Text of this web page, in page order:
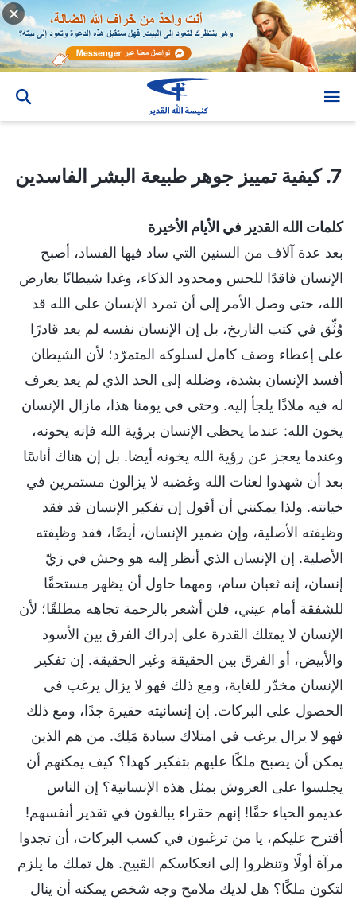
7. كيفية تمييز جوهر طبيعة البشر الفاسدين
كلمات الله القدير في الأيام الأخيرة
بعد عدة آلاف من السنين التي ساد فيها الفساد، أصبح
الإنسان فاقدًا للحس ومحدود الذكاء، وغدا شيطانًا يعارض
الله، حتى وصل الأمر إلى أن تمرد الإنسان على الله قد
وُثِّق في كتب التاريخ، بل إن الإنسان نفسه لم يعد قادرًا
على إعطاء وصف كامل لسلوكه المتمرّد؛ لأن الشيطان
أفسد الإنسان بشدة، وضلله إلى الحد الذي لم يعد يعرف
له فيه ملاذًا يلجأ إليه. وحتى في يومنا هذا، مازال الإنسان
يخون الله: عندما يحظى الإنسان برؤية الله فإنه يخونه،
وعندما يعجز عن رؤية الله يخونه أيضا. بل إن هناك أناسًا
بعد أن شهدوا لعنات الله وغضبه لا يزالون مستمرين في
خيانته. ولذا يمكنني أن أقول إن تفكير الإنسان قد فقد
وظيفته الأصلية، وإن ضمير الإنسان، أيضًا، فقد وظيفته
الأصلية. إن الإنسان الذي أنظر إليه هو وحش في زيّ
إنسان، إنه ثعبان سام، ومهما حاول أن يظهر مستحقًا
للشفقة أمام عيني، فلن أشعر بالرحمة تجاهه مطلقًا؛ لأن
الإنسان لا يمتلك القدرة على إدراك الفرق بين الأسود
والأبيض، أو الفرق بين الحقيقة وغير الحقيقة. إن تفكير
الإنسان مخدّر للغاية، ومع ذلك فهو لا يزال يرغب في
الحصول على البركات. إن إنسانيته حقيرة جدًا، ومع ذلك
فهو لا يزال يرغب في امتلاك سيادة مَلِك. من هم الذين
يمكن أن يصبح ملكًا عليهم بتفكير كهذا؟ كيف يمكنهم أن
يجلسوا على العروش بمثل هذه الإنسانية؟ إن الناس
عديمو الحياء حقًا! إنهم حقراء يبالغون في تقدير أنفسهم!
أقترح عليكم، يا من ترغبون في كسب البركات، أن تجدوا
مرآة أولًا وتنظروا إلى انعكاسكم القبيح. هل تملك ما يلزم
لتكون ملكًا؟ هل لديك ملامح وجه شخص يمكنه أن ينال